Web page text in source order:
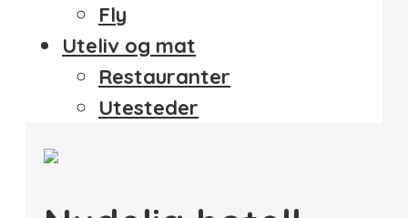
Fly
Uteliv og mat
Restauranter
Utesteder